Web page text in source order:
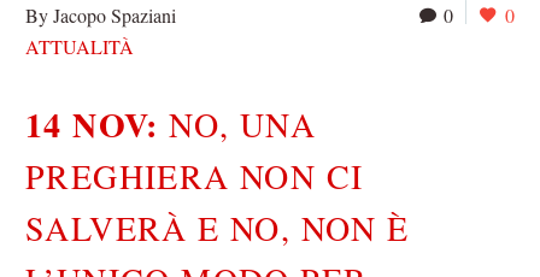
0 0
By Jacopo Spaziani
ATTUALITÀ
14 NOV:NO, UNA
PREGHIERA NON CI
SALVERÀ E NO, NON È